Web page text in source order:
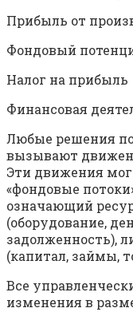
Прибыль от
Фондовый
Налог на прибыль
Финансовая
Любые решения
вызывают
Эти движения
«фондовые
означающий
(оборудование,
задолженность),
(капитал, займы,
Все
изменения в